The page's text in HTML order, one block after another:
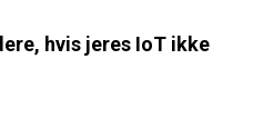
hvis jeres IoT ikke